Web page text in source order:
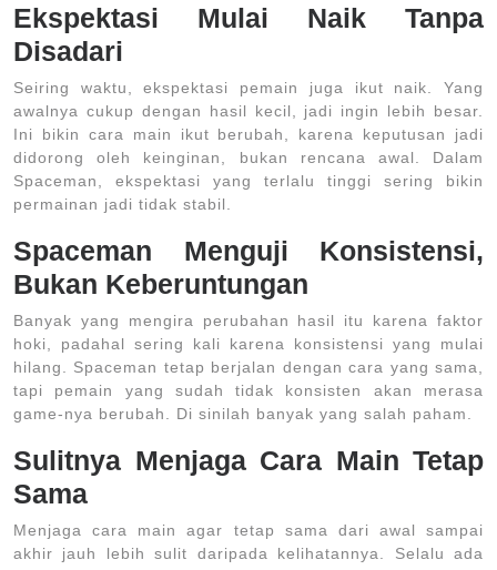
Ekspektasi Mulai Naik Tanpa
Disadari
Seiring waktu, ekspektasi pemain juga ikut naik. Yang
awalnya cukup dengan hasil kecil, jadi ingin lebih besar.
Ini bikin cara main ikut berubah, karena keputusan jadi
didorong oleh keinginan, bukan rencana awal. Dalam
Spaceman, ekspektasi yang terlalu tinggi sering bikin
permainan jadi tidak stabil.
Spaceman Menguji Konsistensi,
Bukan Keberuntungan
Banyak yang mengira perubahan hasil itu karena faktor
hoki, padahal sering kali karena konsistensi yang mulai
hilang. Spaceman tetap berjalan dengan cara yang sama,
tapi pemain yang sudah tidak konsisten akan merasa
game-nya berubah. Di sinilah banyak yang salah paham.
Sulitnya Menjaga Cara Main Tetap
Sama
Menjaga cara main agar tetap sama dari awal sampai
akhir jauh lebih sulit daripada kelihatannya. Selalu ada